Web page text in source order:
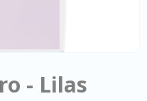
- Lilas